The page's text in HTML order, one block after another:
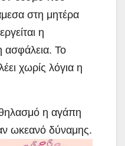
στη μητέρα
η
ασφάλεια. Το
χωρίς λόγια η
η αγάπη
ωκεανό δύναμης.